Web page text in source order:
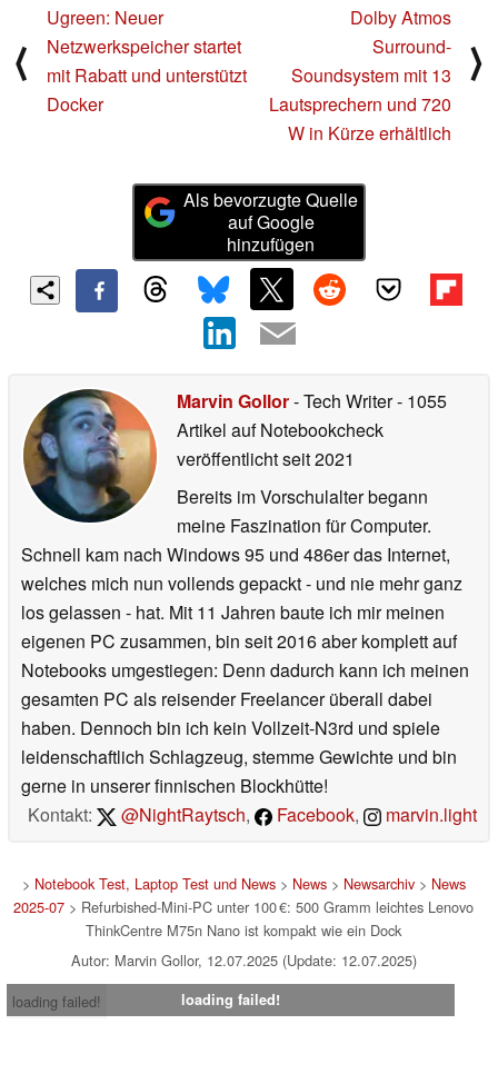
⟨
Ugreen: Neuer
Netzwerkspeicher startet
mit Rabatt und unterstützt
Docker
Dolby Atmos
Surround-
Soundsystem mit 13
Lautsprechern und 720
W in Kürze erhältlich
⟩
Als bevorzugte Quelle
auf Google
hinzufügen
Marvin Gollor- Tech Writer- 1055
Artikel auf Notebookcheck
veröffentlichtseit 2021
Bereits im Vorschulalter begann
meine Faszination für Computer.
Schnell kam nach Windows 95 und 486er das Internet,
welches mich nun vollends gepackt - und nie mehr ganz
los gelassen - hat. Mit 11 Jahren baute ich mir meinen
eigenen PC zusammen, bin seit 2016 aber komplett auf
Notebooks umgestiegen: Denn dadurch kann ich meinen
gesamten PC als reisender Freelancer überall dabei
haben. Dennoch bin ich kein Vollzeit-N3rd und spiele
leidenschaftlich Schlagzeug, stemme Gewichte und bin
gerne in unserer finnischen Blockhütte!
Kontakt:
@NightRaytsch, Facebook, marvin.light
> Notebook Test, Laptop Test und News> News> Newsarchiv> News
2025-07 > Refurbished-Mini-PC unter 100 €: 500 Gramm leichtes Lenovo
ThinkCentre M75n Nano ist kompakt wie ein Dock
Autor: Marvin Gollor, 12.07.2025 (Update: 12.07.2025)
loading failed!
loading failed!